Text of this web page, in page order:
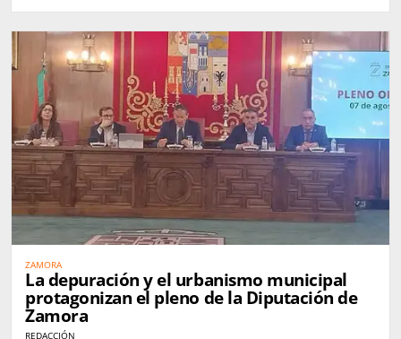
ZAMORA
La depuración y el urbanismo municipal
protagonizan el pleno de la Diputación de
Zamora
REDACCIÓN